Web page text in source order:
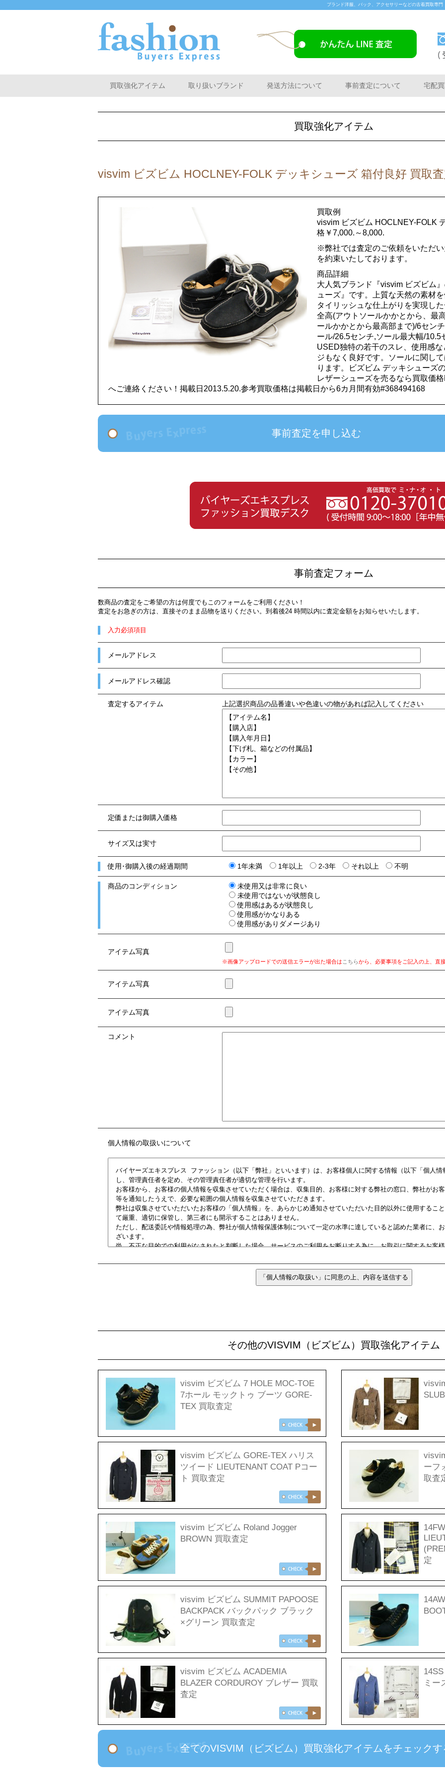
ブランド洋服、バック、アクセサリーなどの古着買取専
買取強化アイテム 取り扱いブランド 発送方法について 事前査定について 宅配
買取強化アイテム
visvim ビズビム HOCLNEY-FOLK デッキシューズ 箱付良好 買取
買取例
visvim ビズビム HOCLNEY-FOLK
格￥7,000.～8,000.
※弊社では査定のご依頼をいただい
を約束いたしております。
商品詳細
大人気ブランド『visvim ビズビム
ューズ』です。上質な天然の素材
タイリッシュな仕上がりを実現し
全高(アウトソールかかとから、最
ールかかとから最高部まで)/6セン
ール/26.5センチ,ソール最大幅/
USED独特の若干のスレ、使用感
ジもなく良好です。ソールに関し
ります。ビズビム デッキシューズ
レザーシューズを売るなら買取価
へご連絡ください！掲載日2013.5.20.参考買取価格は掲載日から6カ月間有効#368494168
事前査定を申し込む
事前査定フォーム
数商品の査定をご希望の方は何度でもこのフォームをご利用ください！
査定をお急ぎの方は、直接そのまま品物を送りください。到着後24 時間以内に査定金額をお知らせいたします。
入力必須項目
メールアドレス
メールアドレス確認
査定するアイテム 上記選択商品の品番違いや色違いの物があれば記入してください
定価または御購入価格
サイズ又は実寸
使用･御購入後の経過期間 1年未満 1年以上 2-3年 それ以上 不明
商品のコンディション
未使用又は非常に良い
未使用ではないが状態良し
使用感はあるが状態良し
使用感がかなりある
使用感がありダメージあり
アイテム写真
※画像アップロードでの送信エラーが出た場合は こちらから、必要事項をご記入の上、直
アイテム写真
アイテム写真
コメント
個人情報の取扱いについて
その他のVISVIM（ビズビム）買取強化アイテム
visvim ビズビム 7 HOLE MOC-TOE
7ホール モックトゥ ブーツ GORE-
TEX 買取査定
visvim ビズビム GORE-TEX ハリス
ツイード LIEUTENANT COAT Pコー
ト 買取査定
ーフ
取査
visvim ビズビム Roland Jogger
BROWN 買取査定
定
visvim ビズビム SUMMIT PAPOOSE
BACKPACK バックパック ブラック
×グリーン 買取査定
visvim ビズビム ACADEMIA
BLAZER CORDUROY ブレザー 買取
査定
ミー
全てのVISVIM（ビズビム）買取強化アイテムをチェックす